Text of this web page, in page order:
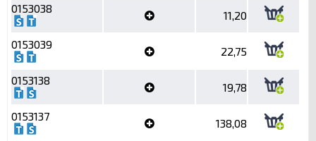
0153038
11,20
0153039
22,75
0153138
19,78
0153137
138,08